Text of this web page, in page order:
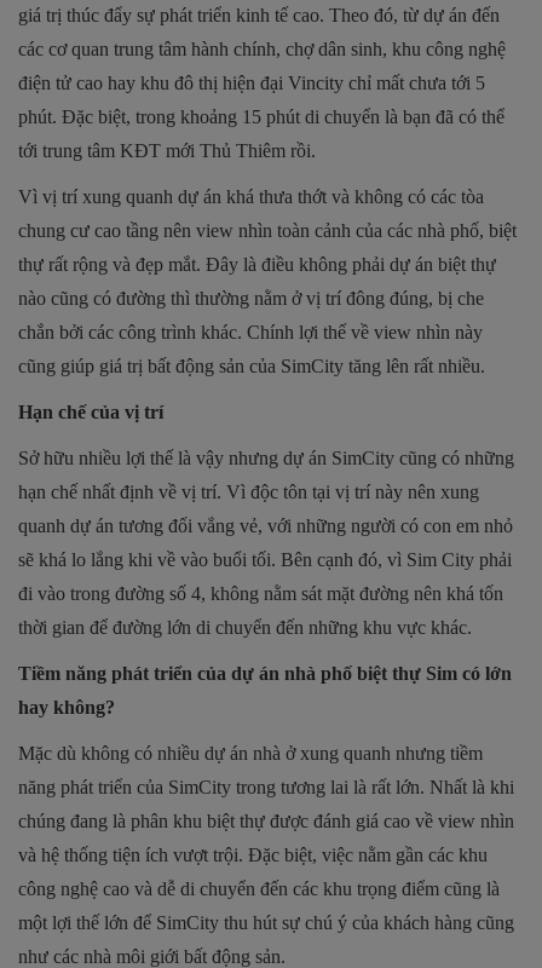
giá trị thúc đẩy sự phát triển kinh tế cao. Theo đó, từ dự án đến
các cơ quan trung tâm hành chính, chợ dân sinh, khu công nghệ
điện tử cao hay khu đô thị hiện đại Vincity chỉ mất chưa tới 5
phút. Đặc biệt, trong khoảng 15 phút di chuyển là bạn đã có thể
tới trung tâm KĐT mới Thủ Thiêm rồi.
Vì vị trí xung quanh dự án khá thưa thớt và không có các tòa
chung cư cao tầng nên view nhìn toàn cảnh của các nhà phố, biệt
thự rất rộng và đẹp mắt. Đây là điều không phải dự án biệt thự
nào cũng có đường thì thường nằm ở vị trí đông đúng, bị che
chắn bởi các công trình khác. Chính lợi thế về view nhìn này
cũng giúp giá trị bất động sản của SimCity tăng lên rất nhiều.
Hạn chế của vị trí
Sở hữu nhiều lợi thế là vậy nhưng dự án SimCity cũng có những
hạn chế nhất định về vị trí. Vì độc tôn tại vị trí này nên xung
quanh dự án tương đối vắng vẻ, với những người có con em nhỏ
sẽ khá lo lắng khi về vào buổi tối. Bên cạnh đó, vì Sim City phải
đi vào trong đường số 4, không nằm sát mặt đường nên khá tốn
thời gian để đường lớn di chuyển đến những khu vực khác.
Tiềm năng phát triển của dự án nhà phố biệt thự Sim có lớn
hay không?
Mặc dù không có nhiều dự án nhà ở xung quanh nhưng tiềm
năng phát triển của SimCity trong tương lai là rất lớn. Nhất là khi
chúng đang là phân khu biệt thự được đánh giá cao về view nhìn
và hệ thống tiện ích vượt trội. Đặc biệt, việc nằm gần các khu
công nghệ cao và dễ di chuyển đến các khu trọng điểm cũng là
một lợi thế lớn để SimCity thu hút sự chú ý của khách hàng cũng
như các nhà môi giới bất động sản.